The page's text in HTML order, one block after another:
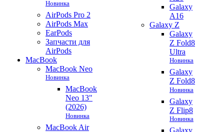
Новинка
AirPods Pro 2
AirPods Max
EarPods
Запчасти для
AirPods
MacBook
MacBook Neo
Новинка
MacBook
Neo 13"
(2026)
Новинка
MacBook Air
Galaxy
A16
Galaxy Z
Galaxy
Z Fold8
Ultra
Новинка
Galaxy
Z Fold8
Новинка
Galaxy
Z Flip8
Новинка
Galaxy